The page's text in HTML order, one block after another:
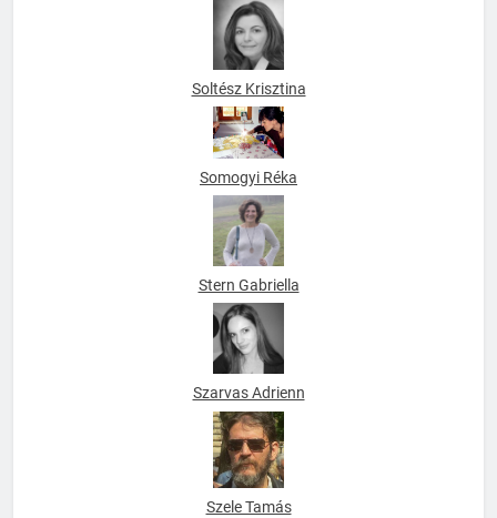
Soltész Krisztina
Somogyi Réka
Stern Gabriella
Szarvas Adrienn
Szele Tamás